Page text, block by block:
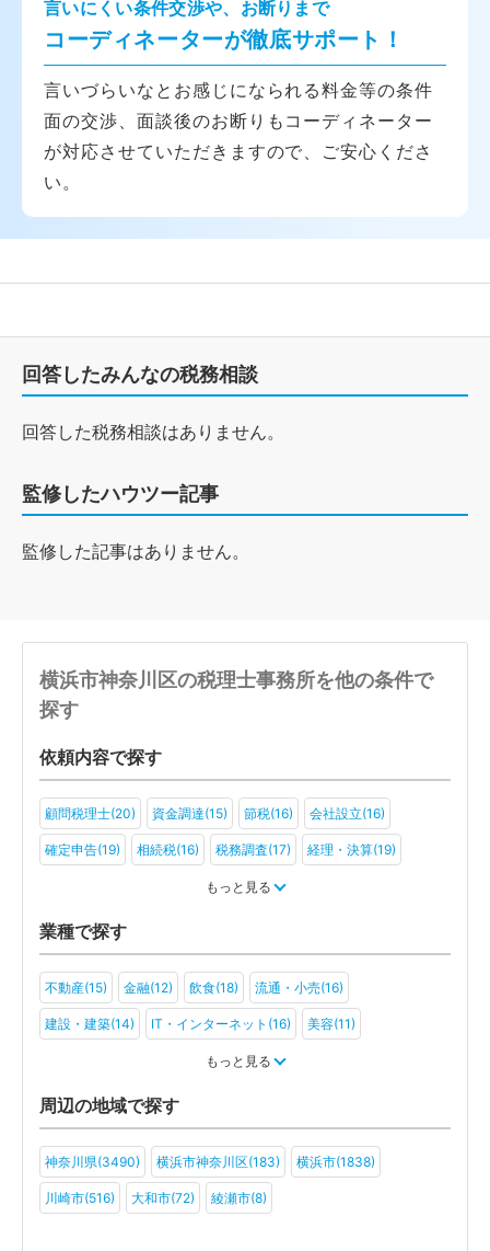
言いにくい条件交渉や、お断りまで
コーディネーターが徹底サポート！
言いづらいなとお感じになられる料金等の条件
面の交渉、面談後のお断りもコーディネーター
が対応させていただきますので、ご安心くださ
い。
回答したみんなの税務相談
回答した税務相談はありません。
監修したハウツー記事
監修した記事はありません。
横浜市神奈川区の税理士事務所を他の条件で
探す
依頼内容で探す
顧問税理士(20) 資金調達(15) 節税(16) 会社設立(16)
確定申告(19) 相続税(16) 税務調査(17) 経理・決算(19)
もっと見る
業種で探す
不動産(15) 金融(12) 飲食(18) 流通・小売(16)
建設・建築(14) IT・インターネット(16) 美容(11)
教育(11) 医療・福祉(9)
旅行・ホテル(7) アミューズメント・レジャー(10)
社会福祉法人(3) 医療法人(7) ＮＰＯ法人(8) 学校法人(6)
一般社団法人(7) その他(6)
もっと見る
周辺の地域で探す
神奈川県(3490) 横浜市神奈川区(183) 横浜市(1838)
川崎市(516) 大和市(72) 綾瀬市(8)